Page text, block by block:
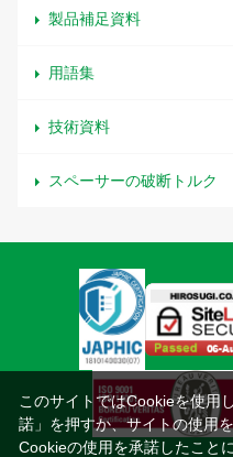
製品補足資料
用語集
技術資料
スペーサーの破断トルク
このサイトではCookieを使用
諾」を押すか、サイトの使用
Cookieの使用を承諾したこと